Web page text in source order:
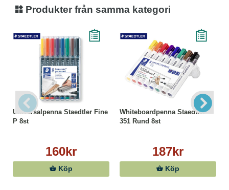
Färg: Svart, Blå
Produkter från samma kategori
Universalpenna Staedtler Fine
P 8st
160kr
Köp
Whiteboardpenna Staedtler
351 Rund 8st
187kr
Köp